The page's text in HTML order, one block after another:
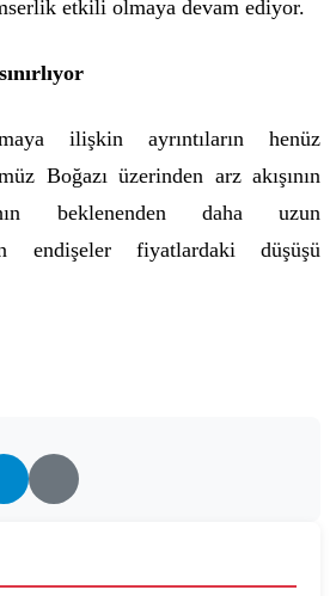
etkili olmaya devam ediyor.
ilişkin ayrıntıların henüz
Boğazı üzerinden arz akışının
beklenenden daha uzun
endişeler fiyatlardaki düşüşü